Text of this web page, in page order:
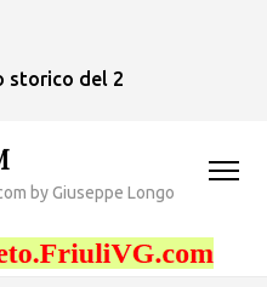
storico del 2019! –
by Giuseppe Longo